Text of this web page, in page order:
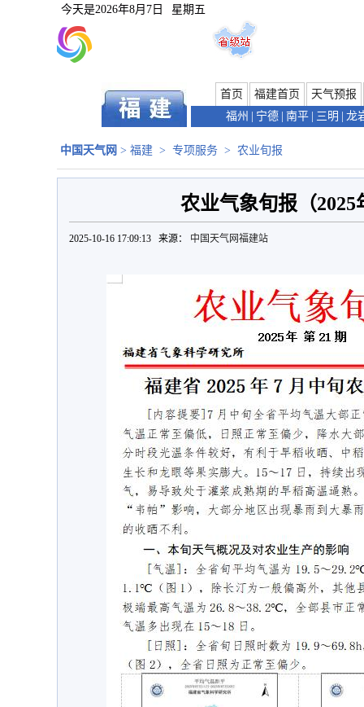
今天是2026年8月7日 星期五
首页 福建首页
天气预报
福州
宁德 南平 三明 龙
中国天气网 > 福建 > 专项服务 > 农业旬报
农业气象旬报（2025
2025-10-16 17:09:13 来源： 中国天气网福建站